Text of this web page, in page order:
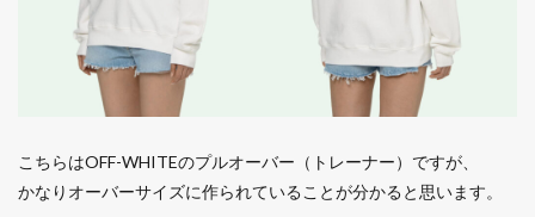
こちらはOFF-WHITEのプルオーバー（トレーナー）ですが、
かなりオーバーサイズに作られていることが分かると思います。